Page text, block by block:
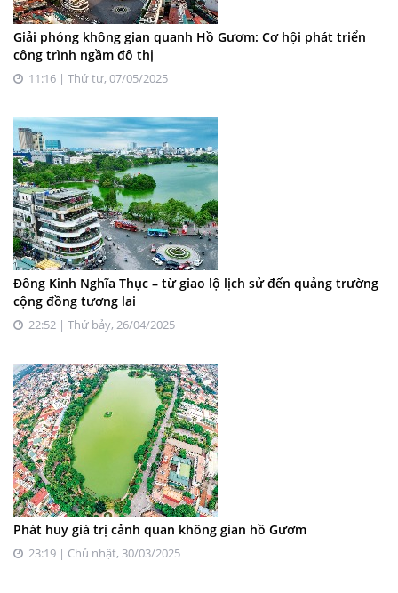
Giải phóng không gian quanh Hồ Gươm: Cơ hội phát triển
công trình ngầm đô thị
11:16 | Thứ tư, 07/05/2025
Đông Kinh Nghĩa Thục – từ giao lộ lịch sử đến quảng trường
cộng đồng tương lai
22:52 | Thứ bảy, 26/04/2025
Phát huy giá trị cảnh quan không gian hồ Gươm
23:19 | Chủ nhật, 30/03/2025